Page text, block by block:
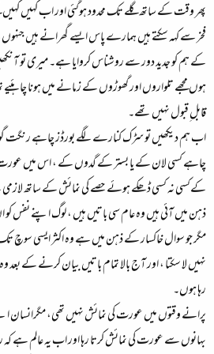
پھر وقت کے ساتھ گلے تک محدود ہوگئی اور اب کہیں
فخر سے کہہ سکتے ہیں ہمارے پاس ایسے گھرانے ہیں
کے ہم کو جدید دور سے روشناس کروایا ہے۔ میری تو
ہوں مجھے تلواروں اور گھوڑوں کے زمانے میں ہونا
قابل ِقبول نہیں تھے۔
اب ہم دیکھیں تو سڑک کنارے لگے بورڈز چاہے رنگت
چاہے کسی لان کے یا بستر کے گدوں کے ، اس میں عورت
کےکسی نہ کسی ڈھکے ہوئے حصے کی نمائش کے ساتھ لازمی
ذہن میں آئی ہیں وہ عام سی باتیں ہیں ، لوگ اپنے نفس
مگر جو سوال خاکسار کے ذہن میں ہے وہ اکثر ایسی سوچ تک
نہیں لا سکتا ، اور آج بالا تمام باتیں بیان کرنے کے
رہا ہوں۔
پرانے وقتوں میں عورت کی نمائش نہیں تھی،
بہانوں سے عورت کی نمائش کرتا رہا اور اب یہ عالم ہے کہ